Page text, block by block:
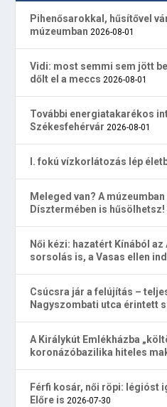
Pihenősarokkal, hűsítővel
múzeumban 2026-08-01
Vidi: most semmi sem jött
dőlt el a meccs 2026-08-01
További energiatakarékos
Székesfehérvár 2026-08-01
I. fokú vízkorlátozás lép
Meleged van? A
Dísztermében is hűsölhetsz!
Női kézi: hazatért Kínából az
sorsolás is, a Vasas ellen
Csúcsra jár a felújítás –
Nagyszombati utca érintett
A Királykút Emlékházba
koronázóbazilika hiteles
Férfi kosár, női röpi: légióst
Előre is 2026-07-30